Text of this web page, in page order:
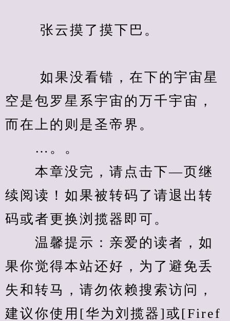
张云摸了摸下巴。
如果没看错，在下的宇宙星
空是包罗星系宇宙的万千宇宙，
而在上的则是圣帝界。
…。。
本章没完，请点击下—页继
续阅读！如果被转码了请退出转
码或者更换浏揽器即可。
温馨提示：亲爱的读者，如
果你觉得本站还好，为了避免丢
失和转马，请勿依赖搜索访问，
建议你使用[华为刘揽器]或[Firef